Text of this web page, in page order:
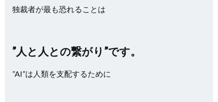
独裁者が最も恐れることは
”人と人との繋がり”です。
”AI”は人類を支配するために